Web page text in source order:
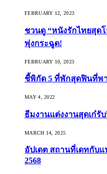
FEBRUARY 12, 2023
ชวนดู “หนังรักไทยสุด
พุ่งกระฉูด!
FEBRUARY 10, 2023
ชี้พิกัด 5 ที่พักสุดฟินที่พา
MAY 4, 2022
ธีมงานแต่งงานสุดเก๋รั
MARCH 14, 2025
อัปเดต สถานที่เดทกับ
2568